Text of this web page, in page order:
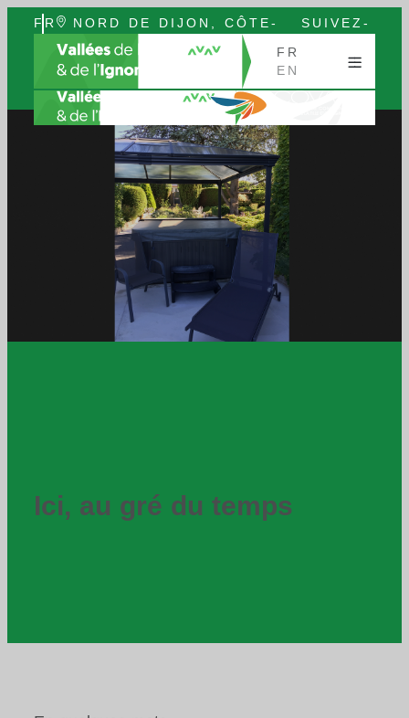
FR
EN
NORD DE DIJON, CÔTE-
D’OR, BOURGOGNE
SUIVEZ-
FR
EN
Ici, au gré du temps